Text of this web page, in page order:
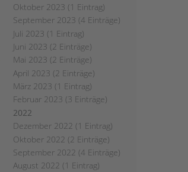
Oktober 2023 (1 Eintrag)
September 2023 (4 Einträge)
Juli 2023 (1 Eintrag)
Juni 2023 (2 Einträge)
Mai 2023 (2 Einträge)
April 2023 (2 Einträge)
März 2023 (1 Eintrag)
Februar 2023 (3 Einträge)
2022
Dezember 2022 (1 Eintrag)
Oktober 2022 (2 Einträge)
September 2022 (4 Einträge)
August 2022 (1 Eintrag)